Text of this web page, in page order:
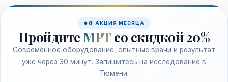
🧲 АКЦИЯ МЕСЯЦА
Пройдите МРТ со скидкой 20%
Современное оборудование, опытные врачи и результат
уже через 30 минут. Запишитесь на исследование в
Тюмени.